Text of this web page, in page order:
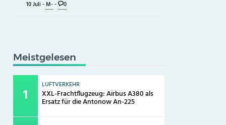
10 Juli -M-- 0
Meistgelesen
LUFTVERKEHR
XXL-Frachtflugzeug: Airbus A380 als
Ersatz für die Antonow An-225